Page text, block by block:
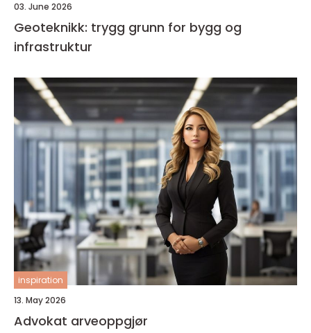
03. June 2026
Geoteknikk: trygg grunn for bygg og
infrastruktur
inspiration
13. May 2026
Advokat arveoppgjør